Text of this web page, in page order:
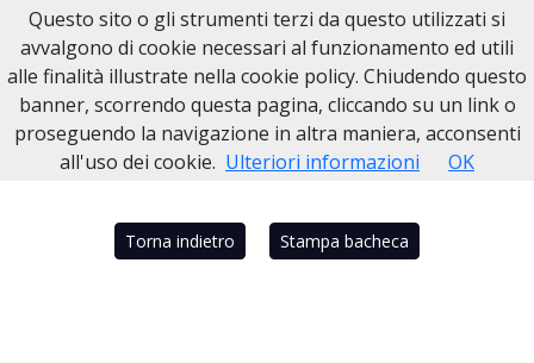
Necrologi Dell'Anno
Home Italia NA Portici AMEDEO CARRANO
Torna indietro Stampa bacheca
Questo sito o gli strumenti terzi da questo utilizzati si
avvalgono di cookie necessari al funzionamento ed utili
alle finalità illustrate nella cookie policy. Chiudendo questo
banner, scorrendo questa pagina, cliccando su un link o
proseguendo la navigazione in altra maniera, acconsenti
all'uso dei cookie. Ulteriori informazioni OK